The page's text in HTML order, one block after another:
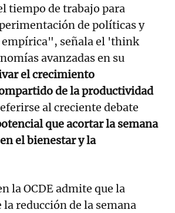
tiempo de trabajo para
de políticas y
empírica", señala el 'think
avanzadas en su
el crecimiento
de la productividad
al creciente debate
que acortar la semana
el bienestar y la
la OCDE admite que la
reducción de la semana